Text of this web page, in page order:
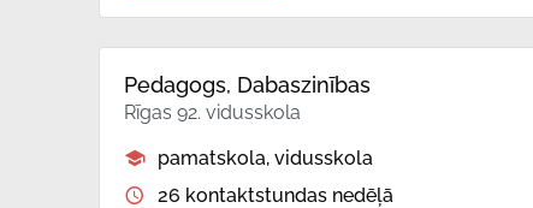
Pedagogs, Dabaszinības
Rīgas 92. vidusskola
pamatskola, vidusskola
26 kontaktstundas nedēļā